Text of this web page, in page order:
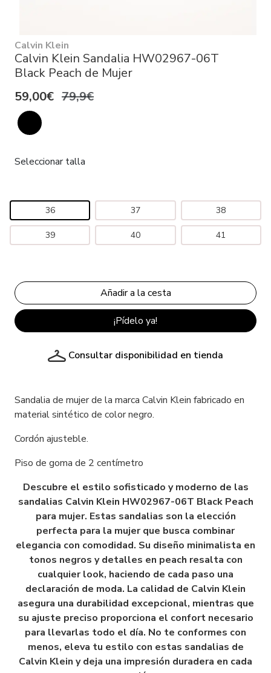
Calvin Klein
Calvin Klein Sandalia HW02967-06T
Black Peach de Mujer
59,00€ 79,9€
Seleccionar talla
36 37 38
39 40 41
¡Pídelo ya!
Consultar disponibilidad en tienda
Sandalia de mujer de la marca Calvin Klein fabricado en
material sintético de color negro.
Cordón ajusteble.
Piso de goma de 2 centímetro
Descubre el estilo sofisticado y moderno de las
sandalias Calvin Klein HW02967-06T Black Peach
para mujer. Estas sandalias son la elección
perfecta para la mujer que busca combinar
elegancia con comodidad. Su diseño minimalista en
tonos negros y detalles en peach resalta con
cualquier look, haciendo de cada paso una
declaración de moda. La calidad de Calvin Klein
asegura una durabilidad excepcional, mientras que
su ajuste preciso proporciona el confort necesario
para llevarlas todo el día. No te conformes con
menos, eleva tu estilo con estas sandalias de
Calvin Klein y deja una impresión duradera en cada